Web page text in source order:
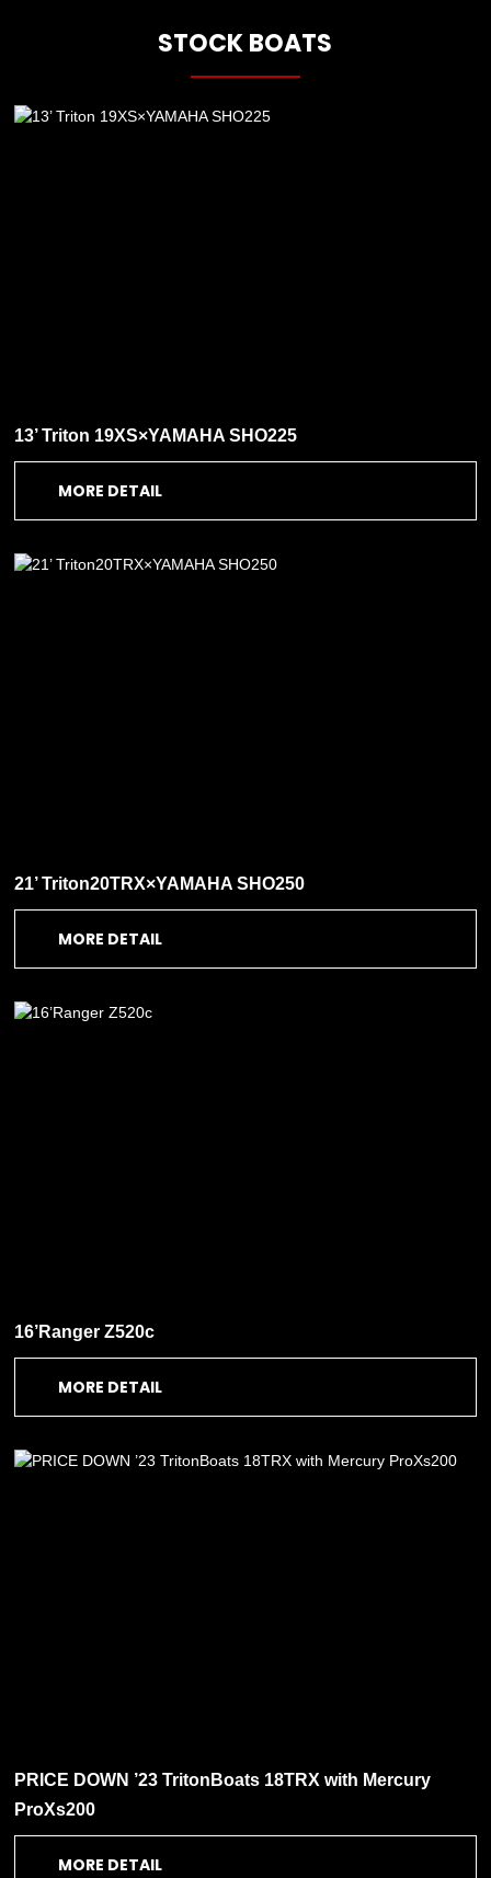
STOCK BOATS
13’ Triton 19XS×YAMAHA SHO225
MORE DETAIL
21’ Triton20TRX×YAMAHA SHO250
MORE DETAIL
16’Ranger Z520c
MORE DETAIL
PRICE DOWN ’23 TritonBoats 18TRX with Mercury
ProXs200
MORE DETAIL